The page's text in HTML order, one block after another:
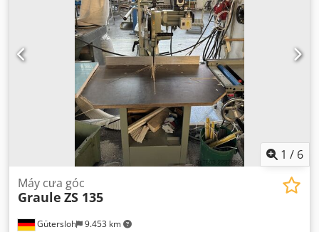
1 / 6
Gütersloh 9.453 km
Máy cưa góc
Graule ZS 135